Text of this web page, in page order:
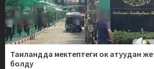
Таиландда мектептеги ок атуудан
болду